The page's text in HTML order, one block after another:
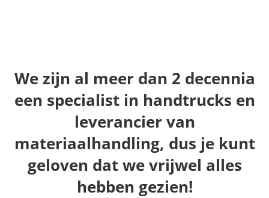
We zijn al meer dan 2 decennia
een specialist in handtrucks en
leverancier van
materiaalhandling, dus je kunt
geloven dat we vrijwel alles
hebben gezien!